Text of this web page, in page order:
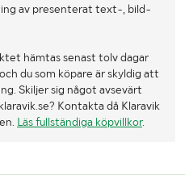
av presenterat text-, bild-
hämtas senast tolv dagar
du som köpare är skyldig att
Skiljer sig något avsevärt
Kontakta då Klaravik
Läs fullständiga köpvillkor.